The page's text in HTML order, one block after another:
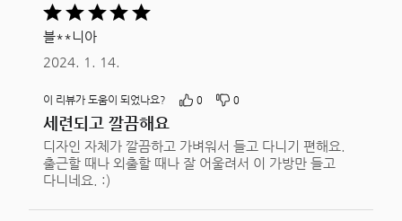
5
중
5평가됨
블**니아
2024. 1. 14.
이 리뷰가 도움이 되었나요? 0 0
세련되고 깔끔해요
디자인 자체가 깔끔하고 가벼워서 들고 다니기 편해요.
출근할 때나 외출할 때나 잘 어울려서 이 가방만 들고
다니네요. :)